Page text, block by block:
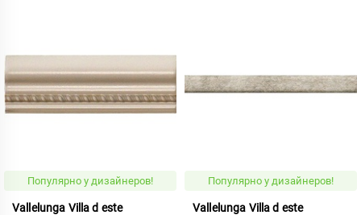
Популярно у дизайнеров!
Vallelunga Villa d este
Популярно у дизайнеров!
Vallelunga Villa d este